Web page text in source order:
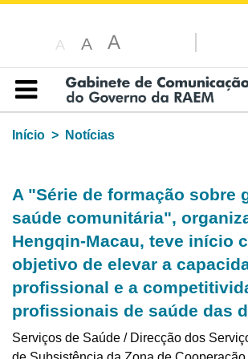
A A A
Índice
Início
Notícias
A "Série de formação sobre
saúde comunitária",
Hengqin-Macau, teve início
objetivo de elevar a
profissional e a
profissionais de saúde das
Serviços de Saúde / Direcção dos